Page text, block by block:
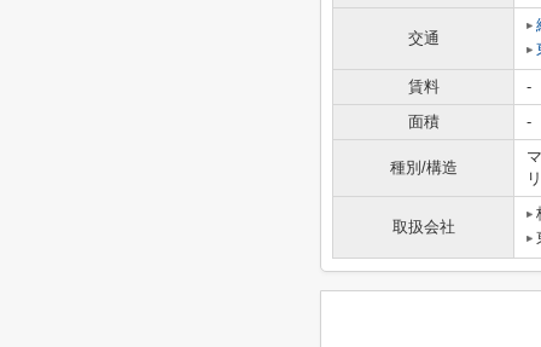
交通
賃料
-
面積
-
種別/構造
取扱会社